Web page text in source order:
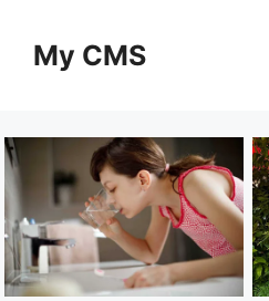
contentMy CMS